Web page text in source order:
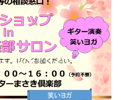
合わせ アクセス